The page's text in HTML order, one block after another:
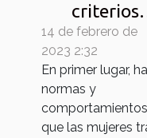
criterios
básicos para
conocer a
mujeres
14 de febrero de
2023 2:32
En primer lugar,
normas y
comportamientos
que las mujeres